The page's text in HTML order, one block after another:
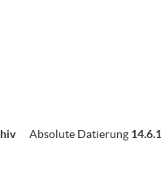
Absolute Datierung